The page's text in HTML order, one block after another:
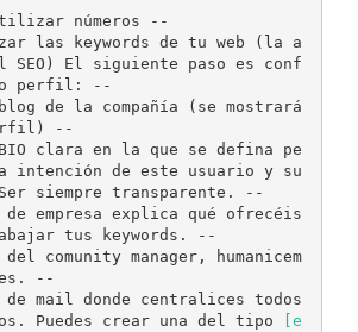
números -­‐
las keywords de tu web (la a
SEO) El siguiente paso es conf
perfil: -­‐
de la compañía (se mostrará
-­‐
clara en la que se defina pe
intención de este usuario y su
siempre transparente. -­‐
de empresa explica qué ofrecéis
tus keywords. -­‐
comunity manager, humanicem
-­‐
de mail donde centralices todos
Puedes crear una del tipo
[e